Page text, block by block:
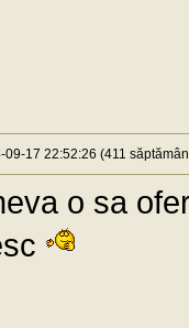
09-17 22:52:26 (411
o sa